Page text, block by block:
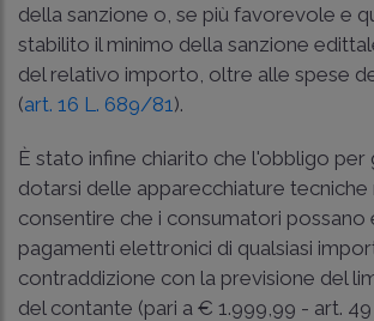
della sanzione o, se più favorevole e
stabilito il minimo della sanzione
del relativo importo, oltre alle spese
(art. 16 L. 689/81 ).
È stato infine chiarito che l'obbligo per
dotarsi delle apparecchiature tecniche
consentire che i consumatori possano
pagamenti elettronici di qualsiasi
contraddizione con la previsione del
del contante (pari a € 1.999,99 - art. 49